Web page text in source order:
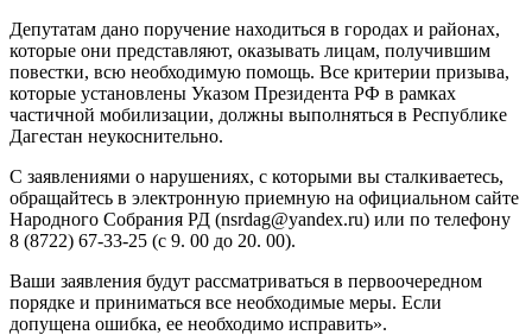
Депутатам дано поручение находиться в городах и районах,
которые они представляют, оказывать лицам, получившим
повестки, всю необходимую помощь. Все критерии призыва,
которые установлены Указом Президента РФ в рамках
частичной мобилизации, должны выполняться в Республике
Дагестан неукоснительно.
С заявлениями о нарушениях, с которыми вы сталкиваетесь,
обращайтесь в электронную приемную на официальном сайте
Народного Собрания РД (nsrdag@yandex.ru) или по телефону
8 (8722) 67-33-25 (с 9. 00 до 20. 00).
Ваши заявления будут рассматриваться в первоочередном
порядке и приниматься все необходимые меры. Если
допущена ошибка, ее необходимо исправить».